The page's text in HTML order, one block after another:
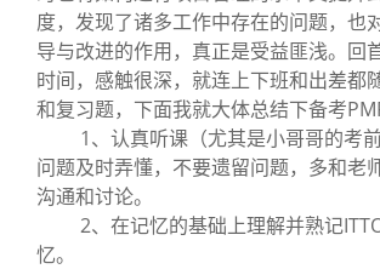
度，发现了诸多工作中存在的问题，也
导与改进的作用，真正是受益匪浅。回
时间，感触很深，就连上下班和出差都
和复习题，下面我就大体总结下备考
1、认真听课（尤其是小哥哥的考
问题及时弄懂，不要遗留问题，多和老
沟通和讨论。
2、在记忆的基础上理解并熟记
忆。